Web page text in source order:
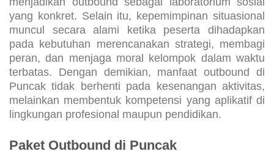
menjadikan outbound sebagai laboratorium sosial
yang konkret. Selain itu, kepemimpinan situasional
muncul secara alami ketika peserta dihadapkan
pada kebutuhan merencanakan strategi, membagi
peran, dan menjaga moral kelompok dalam waktu
terbatas. Dengan demikian, manfaat outbound di
Puncak tidak berhenti pada kesenangan aktivitas,
melainkan membentuk kompetensi yang aplikatif di
lingkungan profesional maupun pendidikan.
Paket Outbound di Puncak